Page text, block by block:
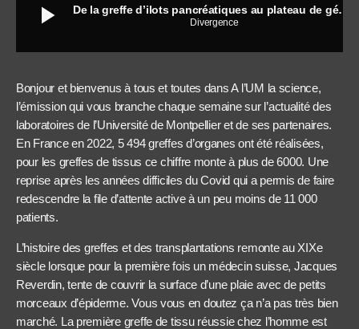
play_arrow De la greffe d’ilots pancréatiques au plateau de géochimie
Divergence
Bonjour et bienvenus à tous et toutes dans A l’UM la science,
l’émission qui vous branche chaque semaine sur l’actualité des
laboratoires de l’Université de Montpellier et de ses partenaires.
En France en 2022, 5 494 greffes d’organes ont été réalisées,
pour les greffes de tissus ce chiffre monte à plus de 6000. Une
reprise après les années difficiles du Covid qui a permis de faire
redescendre la file d’attente active à un peu moins de 11 000
patients.
L’histoire des greffes et des transplantations remonte au XIXe
siècle lorsque pour la première fois un médecin suisse, Jacques
Reverdin, tente de couvrir la surface d’une plaie avec de petits
morceaux d’épiderme. Vous vous en doutez ça n’a pas très bien
marché. La première greffe de tissu réussie chez l’homme est